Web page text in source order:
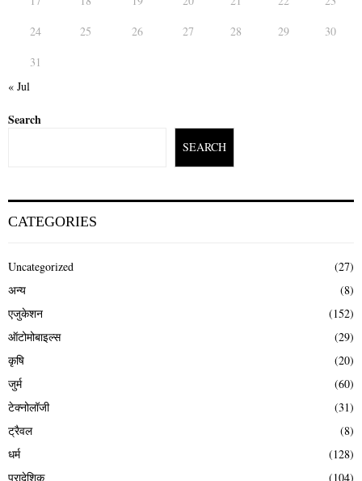
24
25 26 27 28 29
30
31
« Jul
Search
SEARCH
CATEGORIES
Uncategorized
(27)
अन्य
(8)
एजुकेशन
(152)
ऑटोमोबाइल्स
(29)
कृषि
(20)
जुर्म
(60)
टेक्नोलॉजी
(31)
ट्रैवल
(8)
धर्म
(128)
प्रादेशिक
(104)